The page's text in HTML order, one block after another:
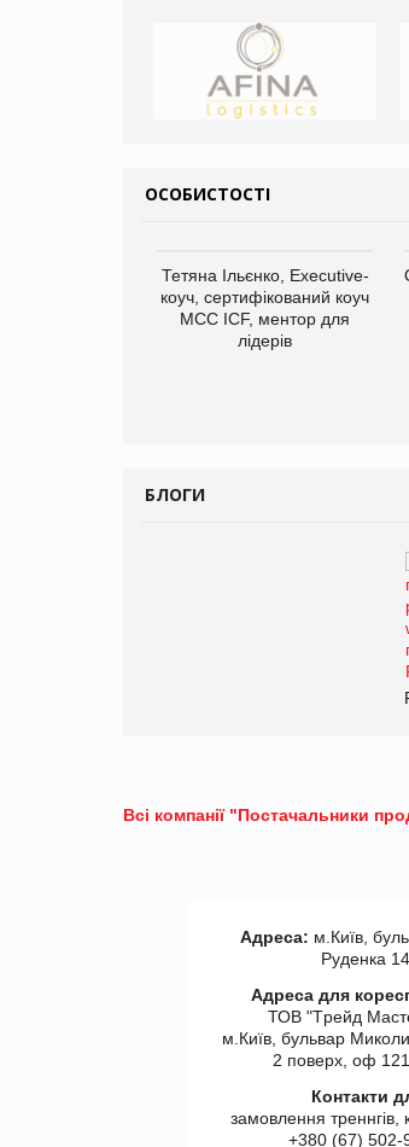
ОСОБИСТОСТІ
Тетяна Ільєнко, Executive-
коуч, сертифікований коуч
МСС ICF, ментор для
лідерів
БЛОГИ
Всі компанії "Постачальники
Адреса: м.Київ,
Руденка
Адреса для
ТОВ "Tрейд
м.Київ, бульвар
2 поверх, оф
Контакти
замовлення треннгів,
+380 (67) 502-